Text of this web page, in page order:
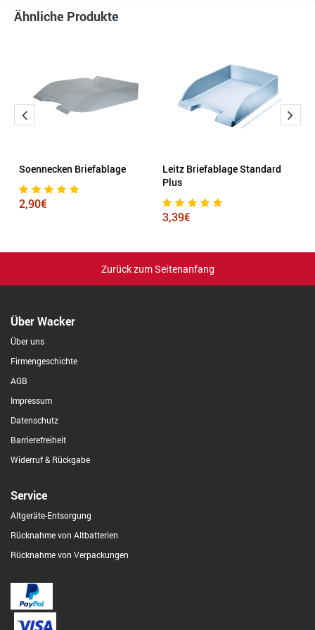
Ähnliche Produkte
Soennecken Briefablage
2,90€
Leitz Briefablage Standard
Plus
3,39€
Zurück zum Seitenanfang
Über Wacker
Über uns
Firmengeschichte
AGB
Impressum
Datenschutz
Barrierefreiheit
Widerruf & Rückgabe
Service
Altgeräte-Entsorgung
Rücknahme von Altbatterien
Rücknahme von Verpackungen